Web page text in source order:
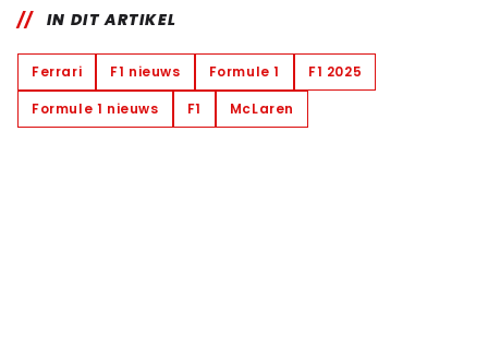
IN DIT ARTIKEL
Ferrari F1 nieuws Formule 1
F1 2025
Formule 1 nieuws
F1 McLaren